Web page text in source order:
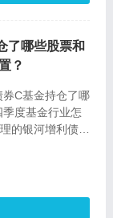
了哪些股票和
？
C基金持仓了哪
度基金行业怎
的银河增利债券